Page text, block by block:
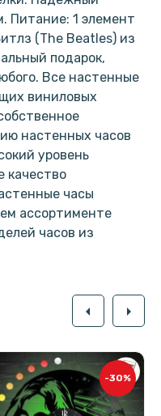
Питание: 1 элемент
(The Beatles) из
подарок,
Все настенные
виниловых
настенных часов
уровень
качество
часы
ассортименте
часов из
arrow_left arrow_right
-30%